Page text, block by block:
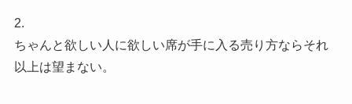
2.
ちゃんと欲しい人に欲しい席が手に入る売り方ならそれ
以上は望まない。